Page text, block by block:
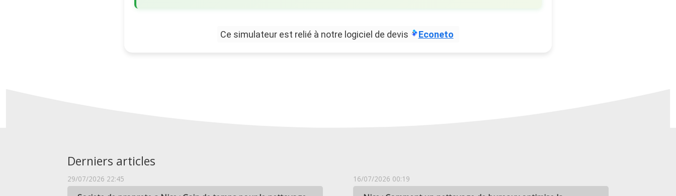
Ce simulateur est relié à notre logiciel de devis Econeto
Derniers articles
29/07/2026 22:45 16/07/2026 00:19